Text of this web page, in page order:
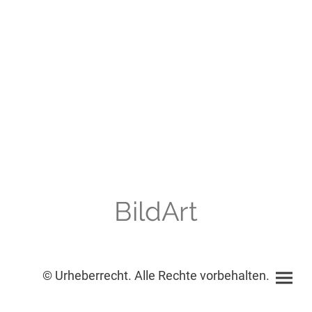
BildArt
© Urheberrecht. Alle Rechte vorbehalten.